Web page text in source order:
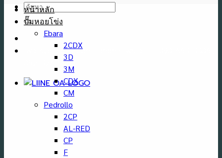
ค้นหา:
[wp-svg-icons icon="phone" wrap="i"] 090-663-3306 ,
082-324-5668
หน้าหลัก
ปั๊มหอยโข่ง
Ebara
2CDX
3D
3M
CDX
CM
Pedrollo
2CP
AL-RED
CP
F